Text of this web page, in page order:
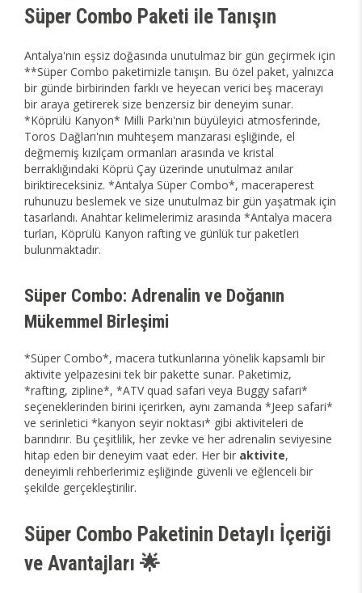
Süper Combo Paketi ile Tanışın
Antalya'nın eşsiz doğasında unutulmaz bir gün geçirmek için
**Süper Combo paketimizle tanışın. Bu özel paket, yalnızca
bir günde birbirinden farklı ve heyecan verici beş macerayı
bir araya getirerek size benzersiz bir deneyim sunar.
*Köprülü Kanyon* Milli Parkı'nın büyüleyici atmosferinde,
Toros Dağları'nın muhteşem manzarası eşliğinde, el
değmemiş kızılçam ormanları arasında ve kristal
berraklığındaki Köprü Çay üzerinde unutulmaz anılar
biriktireceksiniz. *Antalya Süper Combo*, maceraperest
ruhunuzu beslemek ve size unutulmaz bir gün yaşatmak için
tasarlandı. Anahtar kelimelerimiz arasında *Antalya macera
turları, Köprülü Kanyon rafting ve günlük tur paketleri
bulunmaktadır.
Süper Combo: Adrenalin ve Doğanın
Mükemmel Birleşimi
*Süper Combo*, macera tutkunlarına yönelik kapsamlı bir
aktivite yelpazesini tek bir pakette sunar. Paketimiz,
*rafting, zipline*, *ATV quad safari veya Buggy safari*
seçeneklerinden birini içerirken, aynı zamanda *Jeep safari*
ve serinletici *kanyon seyir noktası* gibi aktiviteleri de
barındırır. Bu çeşitlilik, her zevke ve her adrenalin seviyesine
hitap eden bir deneyim vaat eder. Her bir aktivite,
deneyimli rehberlerimiz eşliğinde güvenli ve eğlenceli bir
şekilde gerçekleştirilir.
Süper Combo Paketinin Detaylı İçeriği
ve Avantajları 🌟